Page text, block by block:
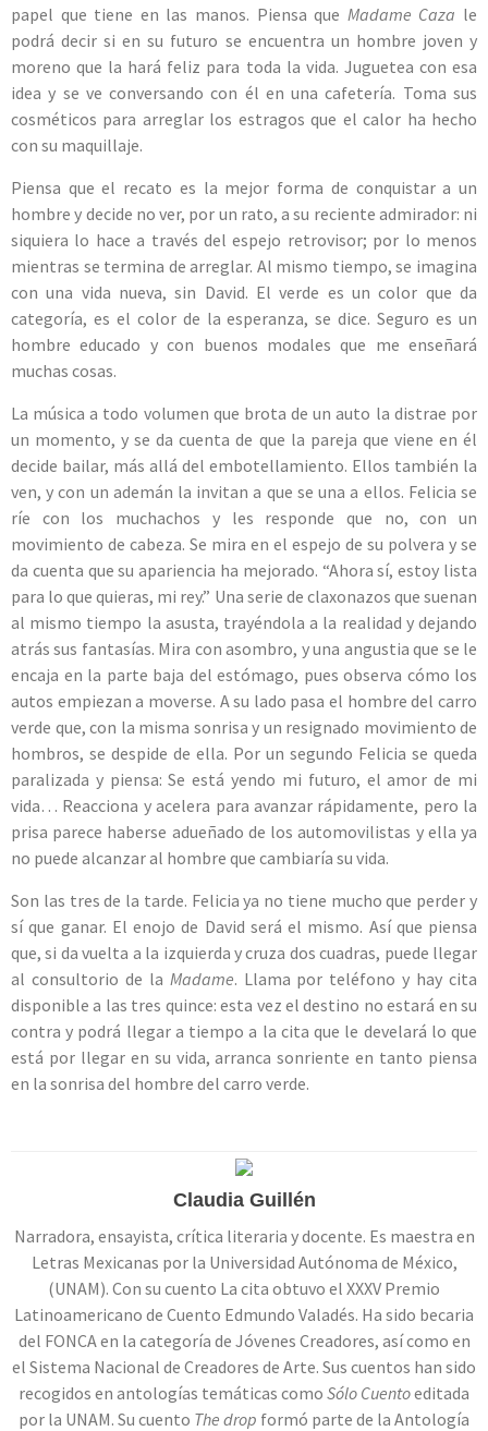
papel que tiene en las manos. Piensa que Madame Caza le
podrá decir si en su futuro se encuentra un hombre joven y
moreno que la hará feliz para toda la vida. Juguetea con esa
idea y se ve conversando con él en una cafetería. Toma sus
cosméticos para arreglar los estragos que el calor ha hecho
con su maquillaje.
Piensa que el recato es la mejor forma de conquistar a un
hombre y decide no ver, por un rato, a su reciente admirador: ni
siquiera lo hace a través del espejo retrovisor; por lo menos
mientras se termina de arreglar. Al mismo tiempo, se imagina
con una vida nueva, sin David. El verde es un color que da
categoría, es el color de la esperanza, se dice. Seguro es un
hombre educado y con buenos modales que me enseñará
muchas cosas.
La música a todo volumen que brota de un auto la distrae por
un momento, y se da cuenta de que la pareja que viene en él
decide bailar, más allá del embotellamiento. Ellos también la
ven, y con un ademán la invitan a que se una a ellos. Felicia se
ríe con los muchachos y les responde que no, con un
movimiento de cabeza. Se mira en el espejo de su polvera y se
da cuenta que su apariencia ha mejorado. “Ahora sí, estoy lista
para lo que quieras, mi rey.” Una serie de claxonazos que suenan
al mismo tiempo la asusta, trayéndola a la realidad y dejando
atrás sus fantasías. Mira con asombro, y una angustia que se le
encaja en la parte baja del estómago, pues observa cómo los
autos empiezan a moverse. A su lado pasa el hombre del carro
verde que, con la misma sonrisa y un resignado movimiento de
hombros, se despide de ella. Por un segundo Felicia se queda
paralizada y piensa: Se está yendo mi futuro, el amor de mi
vida… Reacciona y acelera para avanzar rápidamente, pero la
prisa parece haberse adueñado de los automovilistas y ella ya
no puede alcanzar al hombre que cambiaría su vida.
Son las tres de la tarde. Felicia ya no tiene mucho que perder y
sí que ganar. El enojo de David será el mismo. Así que piensa
que, si da vuelta a la izquierda y cruza dos cuadras, puede llegar
al consultorio de la Madame. Llama por teléfono y hay cita
disponible a las tres quince: esta vez el destino no estará en su
contra y podrá llegar a tiempo a la cita que le develará lo que
está por llegar en su vida, arranca sonriente en tanto piensa
en la sonrisa del hombre del carro verde.
Claudia Guillén
Narradora, ensayista, crítica literaria y docente. Es maestra en
Letras Mexicanas por la Universidad Autónoma de México,
(UNAM). Con su cuento La cita obtuvo el XXXV Premio
Latinoamericano de Cuento Edmundo Valadés. Ha sido becaria
del FONCA en la categoría de Jóvenes Creadores, así como en
el Sistema Nacional de Creadores de Arte. Sus cuentos han sido
recogidos en antologías temáticas como Sólo Cuentoeditada
por la UNAM. Su cuento The drop formó parte de la Antología